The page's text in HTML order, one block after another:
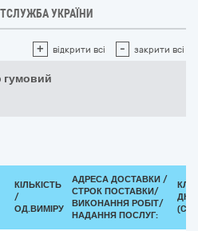
УКРАЇНИ
+ відкрити всі - закрити всі
КІЛЬКІСТЬ
/
ОД.ВИМІРУ
АДРЕСА ДОСТАВКИ /
СТРОК ПОСТАВКИ/
ВИКОНАННЯ РОБІТ/
НАДАННЯ ПОСЛУГ:
ДК